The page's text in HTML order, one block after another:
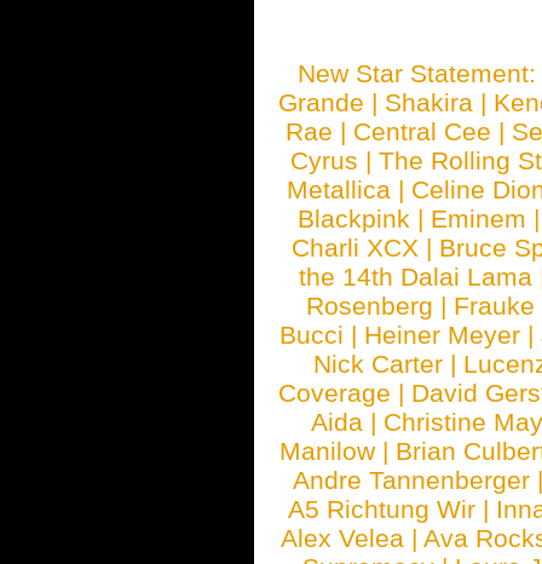
New Star
Grande | Shakira |
Rae | Central Cee |
Cyrus | The Rolling
Metallica | Celine
Blackpink | Eminem
Charli XCX | Bruce
the 14th Dalai Lama
Rosenberg | Frauke
Bucci | Heiner Meyer |
Nick Carter |
Coverage | David
Aida | Christine
Manilow | Brian
Andre Tannenberger
A5 Richtung Wir |
Alex Velea | Ava